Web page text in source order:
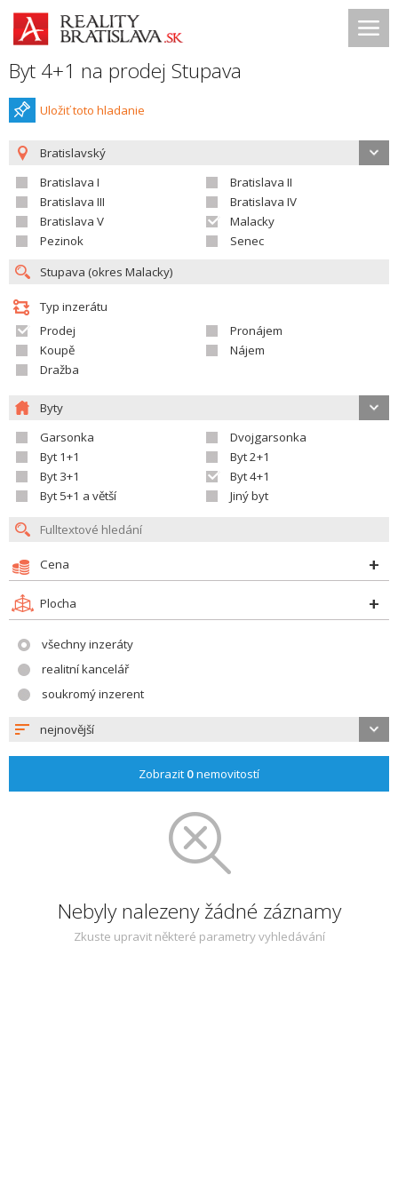
Byt 4+1 na prodej Stupava
Uložiť toto hladanie
Bratislavský
Bratislava I
Bratislava II
Bratislava III
Bratislava IV
Bratislava V
Malacky
Pezinok
Senec
Typ inzerátu
Prodej
Pronájem
Koupě
Nájem
Dražba
Byty
Garsonka
Dvojgarsonka
Byt 1+1
Byt 2+1
Byt 3+1
Byt 4+1
Byt 5+1 a větší
Jiný byt
Cena
Plocha
všechny inzeráty
realitní kancelář
soukromý inzerent
nejnovější
Zobrazit 0nemovitostí
Nebyly nalezeny žádné záznamy
Zkuste upravit některé parametry vyhledávání